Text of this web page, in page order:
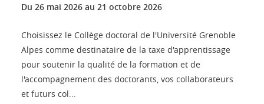
Du 26 mai 2026 au 21 octobre 2026
Choisissez le Collège doctoral de l'Université Grenoble
Alpes comme destinataire de la taxe d'apprentissage
pour soutenir la qualité de la formation et de
l'accompagnement des doctorants, vos collaborateurs
et futurs col...